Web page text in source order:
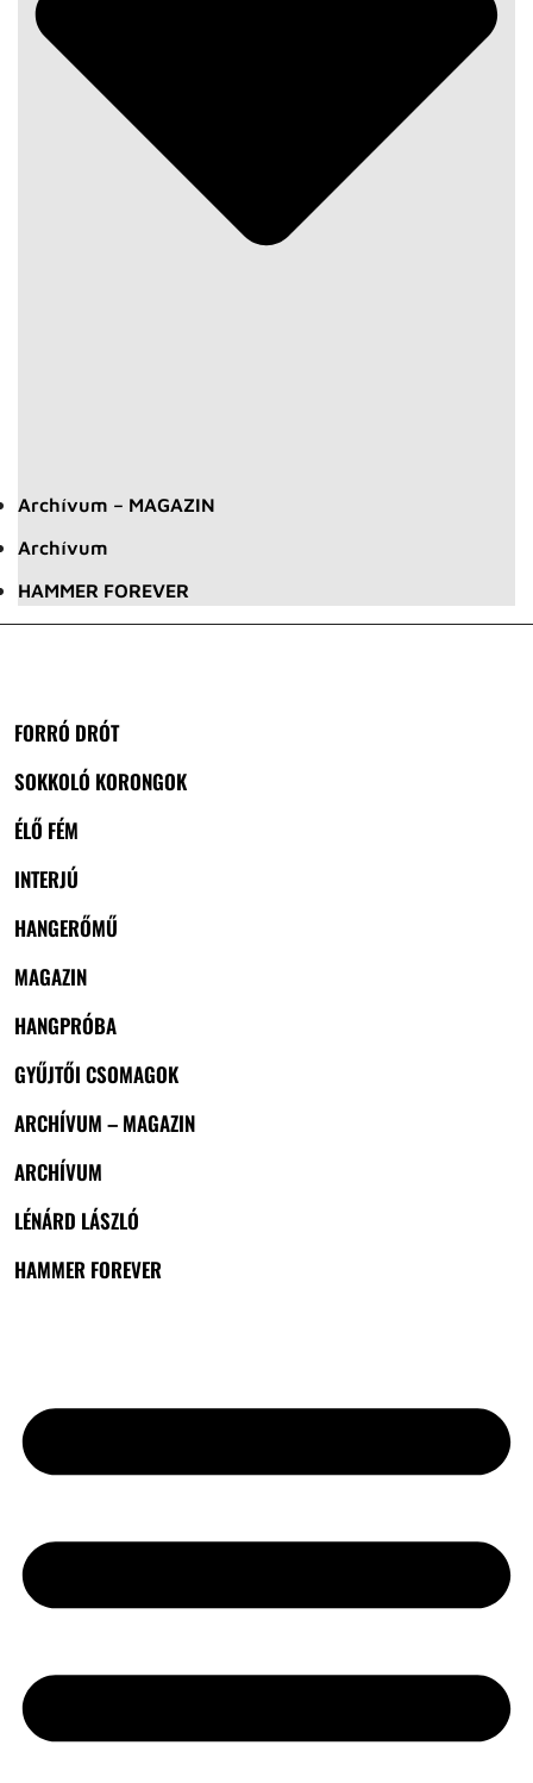
Archívum – MAGAZIN
Archívum
HAMMER FOREVER
FORRÓ DRÓT
SOKKOLÓ KORONGOK
ÉLŐ FÉM
INTERJÚ
HANGERŐMŰ
MAGAZIN
HANGPRÓBA
GYŰJTŐI CSOMAGOK
ARCHÍVUM – MAGAZIN
ARCHÍVUM
LÉNÁRD LÁSZLÓ
HAMMER FOREVER